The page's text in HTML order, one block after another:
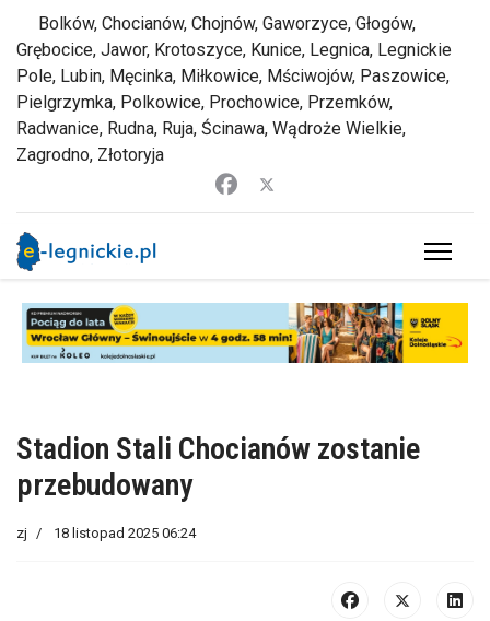
Bolków, Chocianów, Chojnów, Gaworzyce, Głogów,
Grębocice, Jawor, Krotoszyce, Kunice, Legnica, Legnickie
Pole, Lubin, Męcinka, Miłkowice, Mściwojów, Paszowice,
Pielgrzymka, Polkowice, Prochowice, Przemków,
Radwanice, Rudna, Ruja, Ścinawa, Wądroże Wielkie,
Zagrodno, Złotoryja
Stadion Stali Chocianów zostanie
przebudowany
zj 18 listopad 2025 06:24